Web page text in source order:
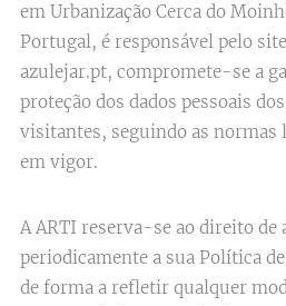
em Urbanização Cerca do
Portugal, é responsável pelo
azulejar.pt​, compromete-se a
proteção dos dados pessoais
visitantes, seguindo as normas
em vigor.
A ARTI ​reserva-se ao direito de
periodicamente a sua Política
de forma a refletir qualquer